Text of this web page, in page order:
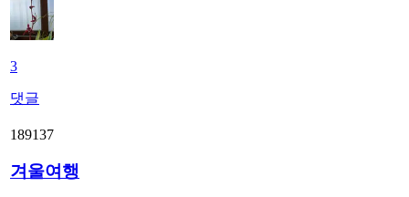
3
댓글
189137
겨울여행